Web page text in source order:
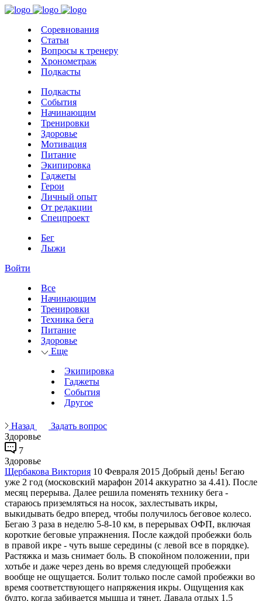
Соревнования
Статьи
Вопросы к тренеру
Хронометраж
Подкасты
Подкасты
События
Начинающим
Тренировки
Здоровье
Мотивация
Питание
Экипировка
Гаджеты
Герои
Личный опыт
От редакции
Спецпроект
Бег
Лыжи
Войти
Все
Начинающим
Тренировки
Техника бега
Питание
Здоровье
Еще
Экипировка
Гаджеты
События
Другое
Назад
Задать вопрос
Здоровье
7
Здоровье
Щербакова Виктория 10 Февраля 2015 Добрый день! Бегаю
уже 2 год (московский марафон 2014 аккуратно за 4.41). После
месяц перерыва. Далее решила поменять технику бега -
стараюсь приземляться на носок, захлестывать икры,
выкидывать бедро вперед, чтобы получилось беговое колесо.
Бегаю 3 раза в неделю 5-8-10 км, в перерывах ОФП, включая
короткие беговые упражнения. После каждой пробежки боль
в правой икре - чуть выше середины (с левой все в порядке).
Растяжка и мазь снимает боль. В спокойном положении, при
хотьбе и даже через день во время следующей пробежки
вообще не ощущается. Болит только после самой пробежки во
время соответствующего напряжения икры. Ощущения как
будто, когда забивается мышца и тянет. Давала отдых 1.5